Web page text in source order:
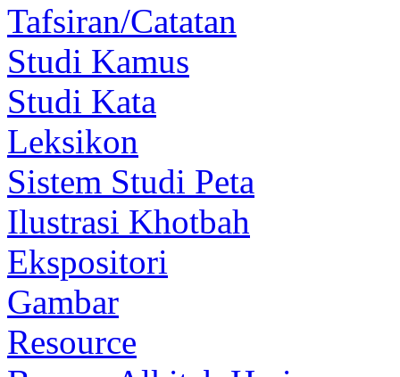
Tafsiran/Catatan
Studi Kamus
Studi Kata
Leksikon
Sistem Studi Peta
Ilustrasi Khotbah
Ekspositori
Gambar
Resource